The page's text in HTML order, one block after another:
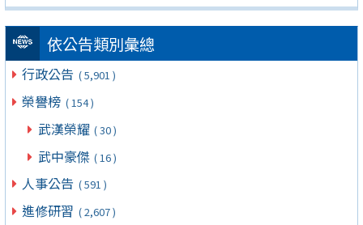
依公告類別彙總
行政公告 ( 5,901 )
榮譽榜 ( 154 )
武漢榮耀 ( 30 )
武中豪傑 ( 16 )
人事公告 ( 591 )
進修研習 ( 2,607 )